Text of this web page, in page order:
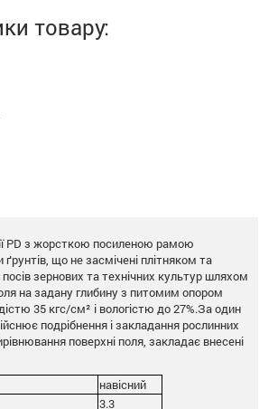
товару:
PD з жорсткою посиленою рамою
ґрунтів, що не засмічені плітняком та
зернових та технічних культур шляхом
на задану глибину з питомим опором
35 кгс/см² і вологістю до 27%.За один
подрібнення і закладання рослинних
поверхні поля, закладає внесені
навісний
3.3